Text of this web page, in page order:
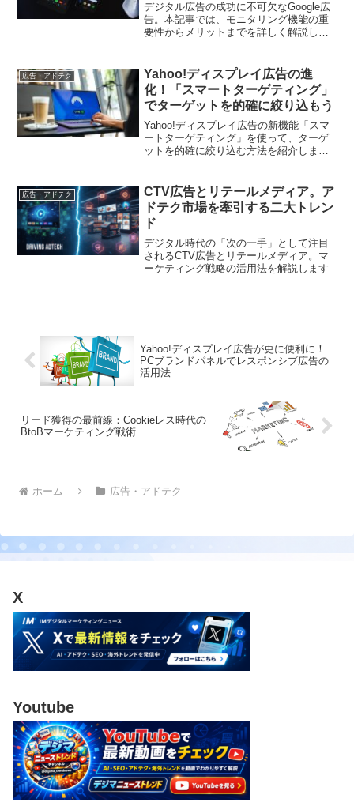
デジタル広告の成功に不可欠なGoogle広
告。本記事では、モニタリング機能の重
要性からメリットまでを詳しく解説し、
広告・アドテク
Yahoo!ディスプレイ広告の進
化！「スマートターゲティング」
でターゲットを的確に絞り込もう
Yahoo!ディスプレイ広告の新機能「スマ
ートターゲティング」を使って、ターゲ
ットを的確に絞り込む方法を紹介しま
タルマーケティングの成功に寄与しま
す。
広告・アドテク
CTV広告とリテールメディア。ア
ドテク市場を牽引する二大トレン
ド
デジタル時代の「次の一手」として注目
されるCTV広告とリテールメディア。マ
ーケティング戦略の活用法を解説します
Yahoo!ディスプレイ広告が更に便利に！
PCブランドパネルでレスポンシブ広告の
活用法
リード獲得の最前線：Cookieレス時代の
BtoBマーケティング戦術
ホーム 広告・アドテク
X
Youtube